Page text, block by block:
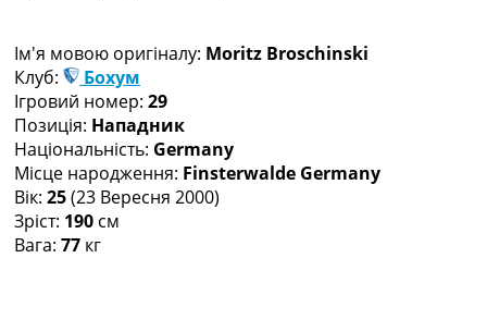
Ще Турніри >>>
Таблиці
Чемпіонат Світу. Турнирні таблиці
Таблиця УПЛ
Перша Ліга
Таблиця АПЛ
Таблиця Ла Ліги
Таблиця Ліги Чемпіонів
Всі таблиці >>>
Ім'я мовою оригіналу: Moritz Broschinski
Клуб:
Бохум
Ігровий номер: 29
Позиція: Нападник
Національність: Germany
Місце народження: Finsterwalde Germany
Вік: 25(23 Вересня 2000)
Зріст: 190 см
Вага: 77 кг